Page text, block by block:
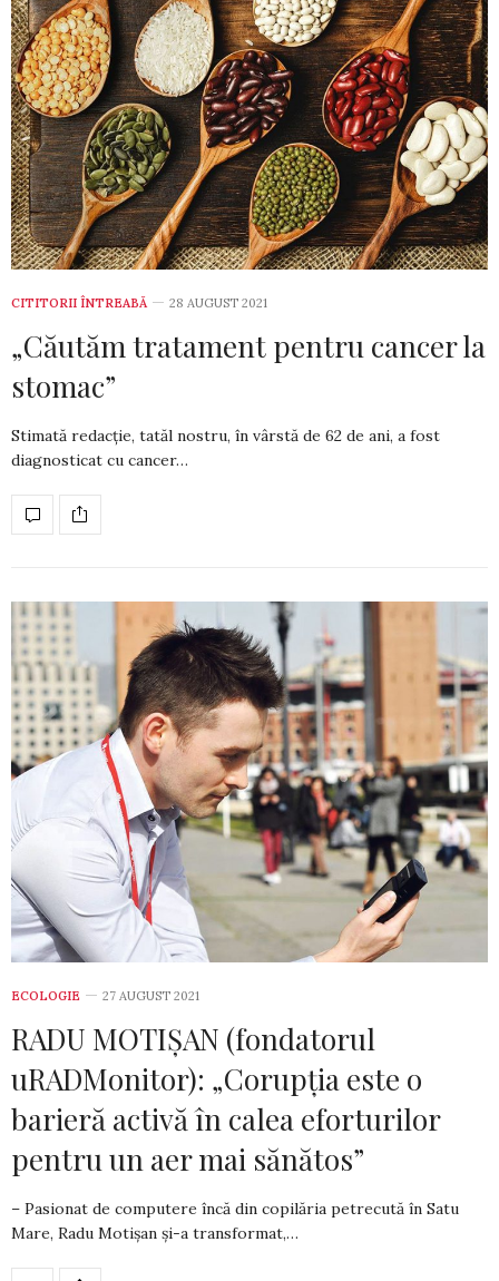
CITITORII ÎNTREABĂ 28 AUGUST 2021
„Căutăm tratament pentru cancer la
stomac”
Stimată redacție, tatăl nostru, în vârstă de 62 de ani, a fost
diagnosticat cu cancer…
ECOLOGIE 27 AUGUST 2021
RADU MOTIȘAN (fondatorul
uRADMonitor): „Corupția este o
barieră activă în calea eforturilor
pentru un aer mai sănătos”
– Pasionat de computere încă din copilăria petrecută în Satu
Mare, Radu Motișan și-a transformat,…